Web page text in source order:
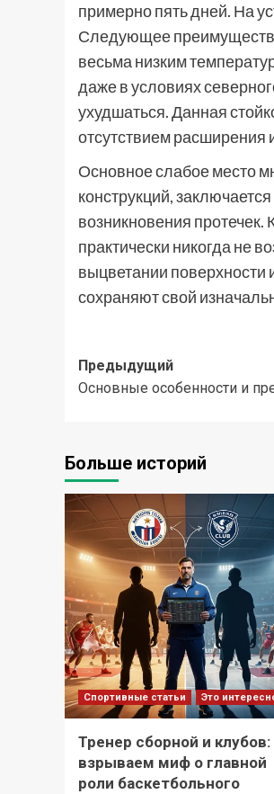
примерно пять дней. На
Следующее преимущество
весьма низким
даже в условиях
ухудшаться. Данная
отсутствием расширения
Основное слабое место
конструкций,
возникновения
практически никогда не
выцветании поверхности
сохраняют свой
Навигация
записи
Предыдущий
Основные особенности и
Больше историй
Спортивные статьи Это
Тренер сборной и клубов:
взрываем миф о главной
роли баскетбольного